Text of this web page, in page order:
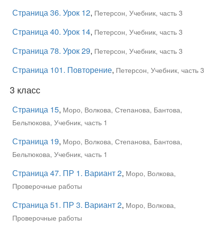
Страница 36. Урок 12, Петерсон, Учебник, часть 3
Страница 40. Урок 14, Петерсон, Учебник, часть 3
Страница 78. Урок 29, Петерсон, Учебник, часть 3
Страница 101. Повторение, Петерсон, Учебник, часть 3
3 класс
Страница 15, Моро, Волкова, Степанова, Бантова,
Бельтюкова, Учебник, часть 1
Страница 19, Моро, Волкова, Степанова, Бантова,
Бельтюкова, Учебник, часть 1
Страница 47. ПР 1. Вариант 2, Моро, Волкова,
Проверочные работы
Страница 51. ПР 3. Вариант 2, Моро, Волкова,
Проверочные работы